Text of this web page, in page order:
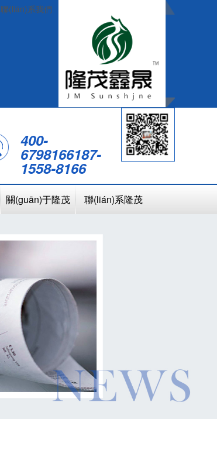
聯(lián)系我們
400-
6798166187-
1558-8166
關(guān)于隆茂 聯(lián)系隆茂